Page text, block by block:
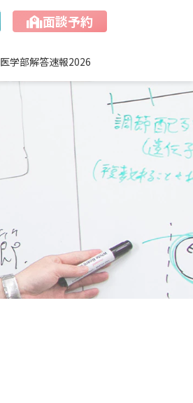
面談予約
医学部解答速報2026